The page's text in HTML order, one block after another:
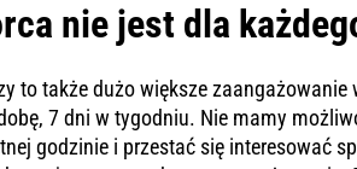
nie jest dla
to także dużo większe zaangażowanie
7 dni w tygodniu. Nie mamy
godzinie i przestać się interesować